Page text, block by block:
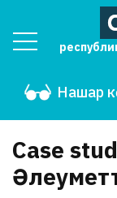
Нашар
Case